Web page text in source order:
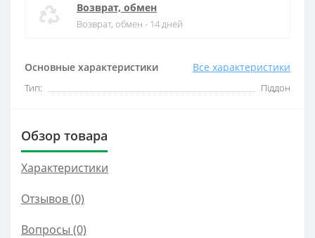
Основные характеристики Все характеристики
Тип: Піддон
Возврат, обмен
Возврат, обмен - 14 дней
Обзор товара
Характеристики
Отзывов (0)
Вопросы (0)